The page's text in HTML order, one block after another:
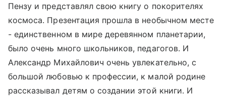
Пензу и представлял свою книгу о покорителях
космоса. Презентация прошла в необычном месте
- единственном в мире деревянном планетарии,
было очень много школьников, педагогов. И
Александр Михайлович очень увлекательно, с
большой любовью к профессии, к малой родине
рассказывал детям о создании этой книги. И